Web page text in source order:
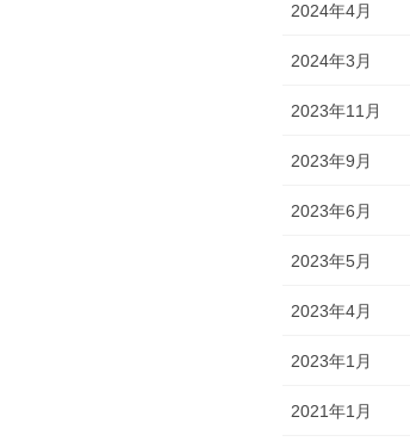
2024年4月
2024年3月
2023年11月
2023年9月
2023年6月
2023年5月
2023年4月
2023年1月
2021年1月